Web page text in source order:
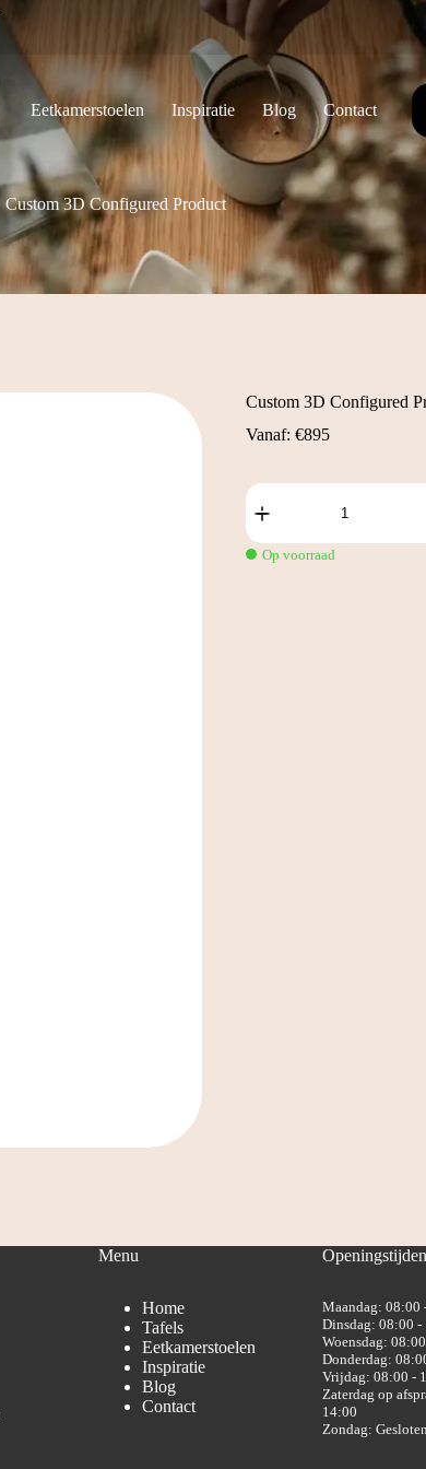
Eetkamerstoelen Inspiratie Blog Contact
Custom 3D Configured Product
Custom 3D Configured
Vanaf:€895
Custom
3D
Configured
Product
aantal
Op voorraad
Menu
Home
Tafels
Eetkamerstoelen
Inspiratie
Blog
Contact
Openingstijden
Maandag: 08:00
Dinsdag: 08:00 -
Woensdag:
Donderdag:
Vrijdag: 08:00 -
Zaterdag op
14:00
Zondag: Gesloten